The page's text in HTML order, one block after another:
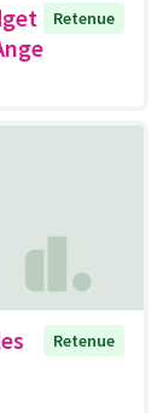
Retenue
Retenue